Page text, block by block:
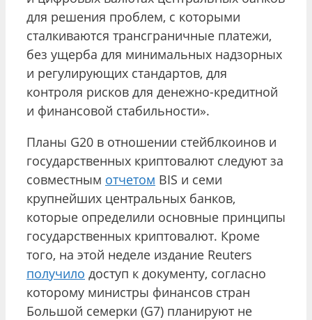
для решения проблем, с которыми
сталкиваются трансграничные платежи,
без ущерба для минимальных надзорных
и регулирующих стандартов, для
контроля рисков для денежно-кредитной
и финансовой стабильности».
Планы G20 в отношении стейблкоинов и
государственных криптовалют следуют за
совместным отчетом BIS и семи
крупнейших центральных банков,
которые определили основные принципы
государственных криптовалют. Кроме
того, на этой неделе издание Reuters
получило доступ к документу, согласно
которому министры финансов стран
Большой семерки (G7) планируют не